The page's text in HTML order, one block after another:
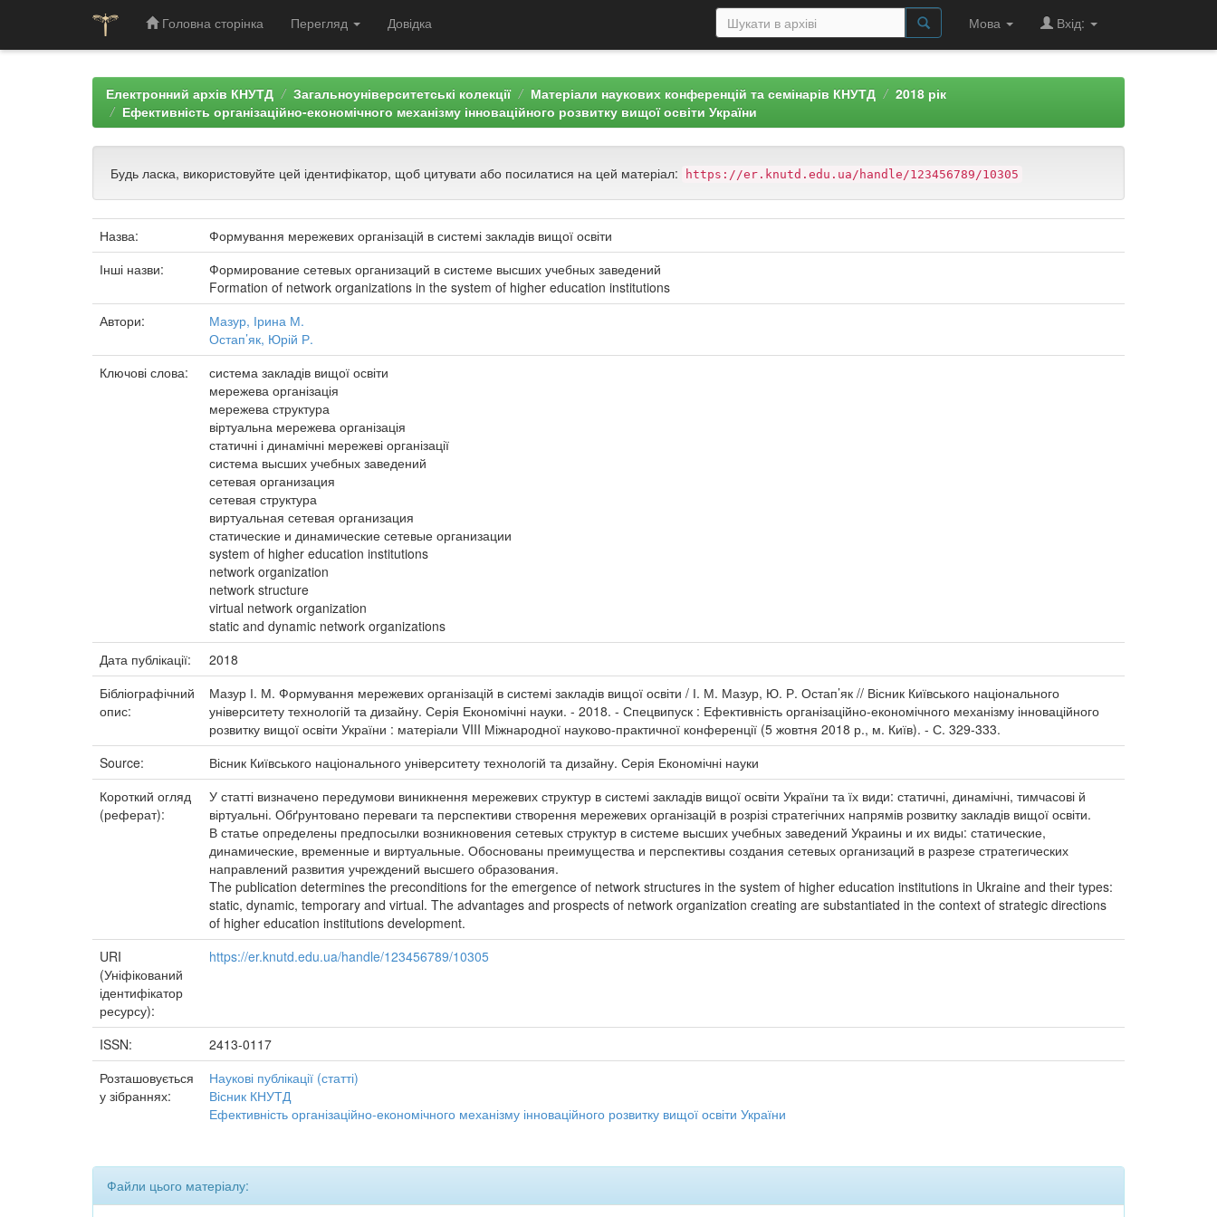
Головна сторінка Перегляд Довідка Мова Вхід:
Електронний архів КНУТД Загальноуніверситетські колекції Матеріали наукових конференцій та семінарів КНУТД
2018 рік
Ефективність організаційно-економічного механізму інноваційного розвитку вищої освіти України
Будь ласка, використовуйте цей ідентифікатор, щоб цитувати або посилатися на цей матеріал: https://er.knutd.edu.ua/handle/123456789/10305
Назва:
Формування мережевих організацій в системі закладів вищої освіти
Інші назви:
Формирование сетевых организаций в системе высших учебных заведений
Formation of network organizations in the system of higher education institutions
Автори:
Мазур, Ірина М.
Остап’як, Юрій Р.
Ключові слова:
система закладів вищої освіти
мережева організація
мережева структура
віртуальна мережева організація
статичні і динамічні мережеві організації
система высших учебных заведений
сетевая организация
сетевая структура
виртуальная сетевая организация
статические и динамические сетевые организации
system of higher education institutions
network organization
network structure
virtual network organization
static and dynamic network organizations
Дата публікації:
2018
Бібліографічний
опис:
Мазур І. М. Формування мережевих організацій в системі закладів вищої освіти / І. М. Мазур, Ю. Р. Остап’як // Вісник Київського національного
університету технологій та дизайну. Серія Економічні науки. - 2018. - Спецвипуск : Ефективність організаційно-економічного механізму інноваційного
розвитку вищої освіти України : матеріали VIII Міжнародної науково-практичної конференції (5 жовтня 2018 р., м. Київ). - С. 329-333.
Source:
Вісник Київського національного університету технологій та дизайну. Серія Економічні науки
Короткий огляд
(реферат):
У статті визначено передумови виникнення мережевих структур в системі закладів вищої освіти України та їх види: статичні, динамічні, тимчасові й
віртуальні. Обґрунтовано переваги та перспективи створення мережевих організацій в розрізі стратегічних напрямів розвитку закладів вищої освіти.
В статье определены предпосылки возникновения сетевых структур в системе высших учебных заведений Украины и их виды: статические,
динамические, временные и виртуальные. Обоснованы преимущества и перспективы создания сетевых организаций в разрезе стратегических
направлений развития учреждений высшего образования.
The publication determines the preconditions for the emergence of network structures in the system of higher education institutions in Ukraine and their types:
static, dynamic, temporary and virtual. The advantages and prospects of network organization creating are substantiated in the context of strategic directions
of higher education institutions development.
URI
(Уніфікований
ідентифікатор
ресурсу):
https://er.knutd.edu.ua/handle/123456789/10305
ISSN:
2413-0117
Розташовується
у зібраннях:
Наукові публікації (статті)
Вісник КНУТД
Ефективність організаційно-економічного механізму інноваційного розвитку вищої освіти України
Файли цього матеріалу: